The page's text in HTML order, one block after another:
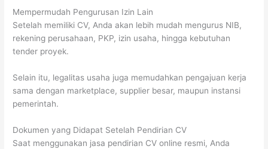
Mempermudah Pengurusan Izin Lain
Setelah memiliki CV, Anda akan lebih mudah mengurus NIB,
rekening perusahaan, PKP, izin usaha, hingga kebutuhan
tender proyek.
Selain itu, legalitas usaha juga memudahkan pengajuan kerja
sama dengan marketplace, supplier besar, maupun instansi
pemerintah.
Dokumen yang Didapat Setelah Pendirian CV
Saat menggunakan jasa pendirian CV online resmi, Anda